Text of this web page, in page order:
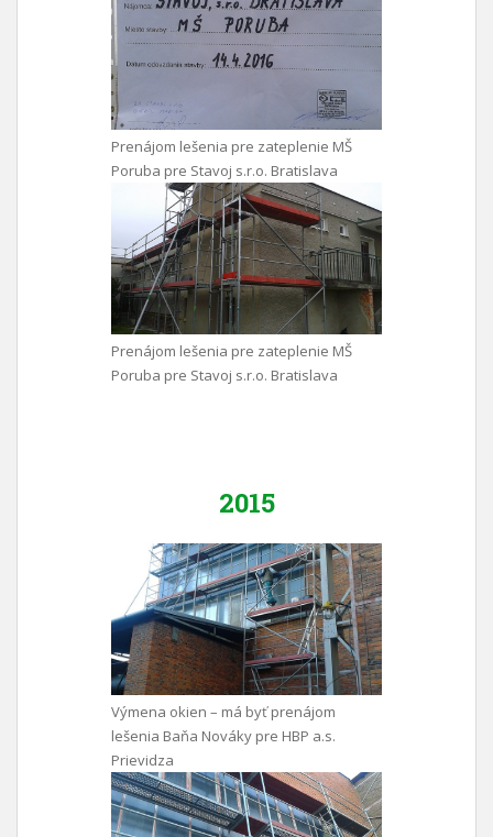
Prenájom lešenia pre zateplenie MŠ
Poruba pre Stavoj s.r.o. Bratislava
Prenájom lešenia pre zateplenie MŠ
Poruba pre Stavoj s.r.o. Bratislava
2015
Výmena okien – má byť prenájom
lešenia Baňa Nováky pre HBP a.s.
Prievidza